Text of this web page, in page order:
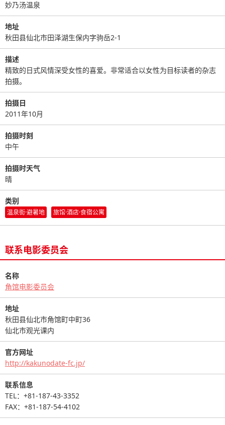
妙乃汤温泉
地址
秋田县仙北市田泽湖生保内字驹岳2-1
描述
精致的日式风情深受女性的喜爱。非常适合以女性为目标读者的杂志
拍摄。
拍摄日
2011年10月
拍摄时刻
中午
拍摄时天气
晴
类别
温泉街·避暑地 旅馆·酒店·食宿公寓
联系电影委员会
名称
角馆电影委员会
地址
秋田县仙北市角馆町中町36
仙北市观光课内
官方网址
http://kakunodate-fc.jp/
联系信息
TEL：+81-187-43-3352
FAX：+81-187-54-4102